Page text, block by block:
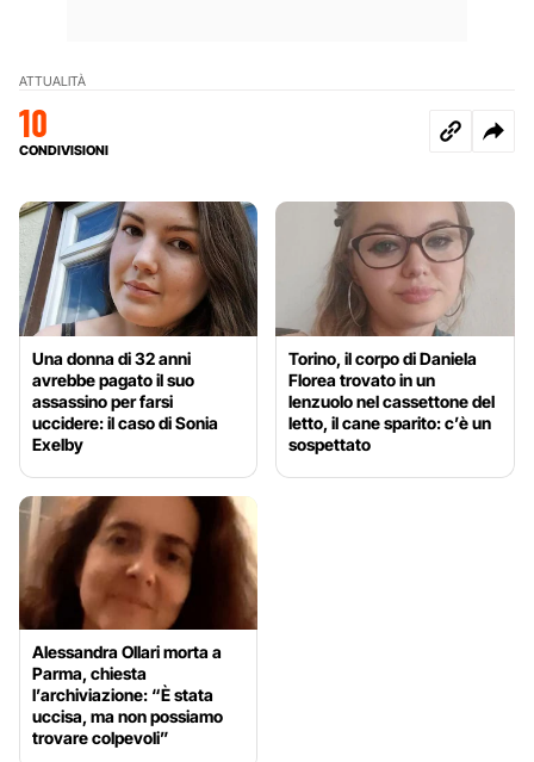
ATTUALITÀ
10
CONDIVISIONI
Una donna di 32 anni
avrebbe pagato il suo
assassino per farsi
uccidere: il caso di Sonia
Exelby
Torino, il corpo di Daniela
Florea trovato in un
lenzuolo nel cassettone del
letto, il cane sparito: c’è un
sospettato
Alessandra Ollari morta a
Parma, chiesta
l’archiviazione: “È stata
uccisa, ma non possiamo
trovare colpevoli”